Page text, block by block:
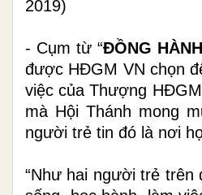
2019)
- Cụm từ “ĐỒNG
được HĐGM VN chọn
việc của Thượng
mà Hội Thánh mong
người trẻ tin đó là nơi
“Như hai người trẻ trên